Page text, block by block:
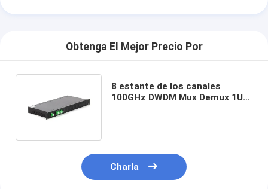
Obtenga El Mejor Precio Por
8 estante de los canales
100GHz DWDM Mux Demux 1U
Charla